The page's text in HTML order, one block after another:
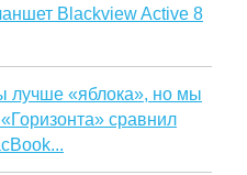
Blackview Active 8
лучше «яблока», но мы
сравнил